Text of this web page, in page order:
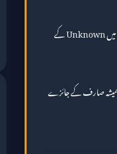
نیٹ ورک کے نقطہ نظر سے، pandasecurity.com Spain میں Unknown کے
ہمیشہ صارف کے جائزے